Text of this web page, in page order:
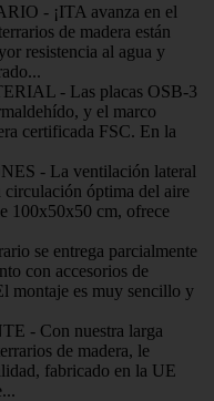
- ¡ITA avanza en el
de madera están
resistencia al agua y
- Las placas OSB-3
y el marco
certificada FSC. En la
- La ventilación lateral
circulación óptima del aire
100x50x50 cm, ofrece
se entrega parcialmente
con accesorios de
montaje es muy sencillo y
- Con nuestra larga
de madera, le
fabricado en la UE